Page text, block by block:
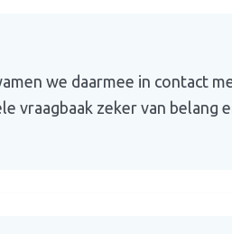
we daarmee in contact
vraagbaak zeker van belang